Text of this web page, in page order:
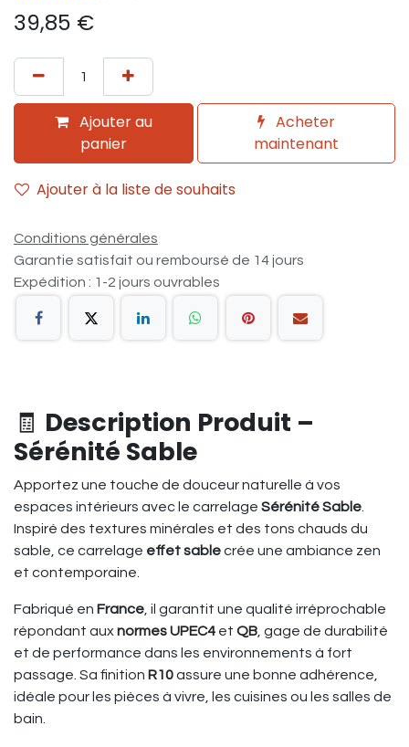
39,85 €
Ajouter au
panier
Acheter
maintenant
Ajouter à la liste de souhaits
Conditions générales
Garantie satisfait ou remboursé de 14 jours
Expédition : 1-2 jours ouvrables
🧾 Description Produit –
Sérénité Sable
Apportez une touche de douceur naturelle à vos
espaces intérieurs avec le carrelage Sérénité Sable.
Inspiré des textures minérales et des tons chauds du
sable, ce carrelage effet sablecrée une ambiance zen
et contemporaine.
Fabriqué en France, il garantit une qualité irréprochable
répondant auxnormes UPEC4 et QB, gage de durabilité
et de performance dans les environnements à fort
passage. Sa finition R10assure une bonne adhérence,
idéale pour les pièces à vivre, les cuisines ou les salles de
bain.